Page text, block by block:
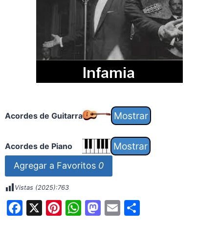
Acordes de Guitarra
Acordes de Piano
Agregar a Favoritos 0
Vistas (2025):763
F X Pi W M E S